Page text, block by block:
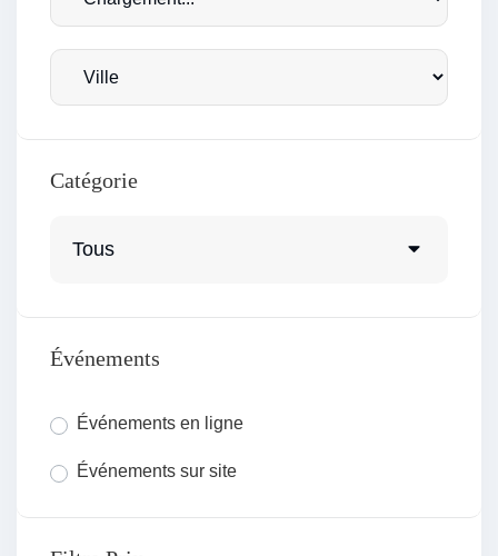
Catégorie
Tous
Événements
Événements en ligne
Événements sur site